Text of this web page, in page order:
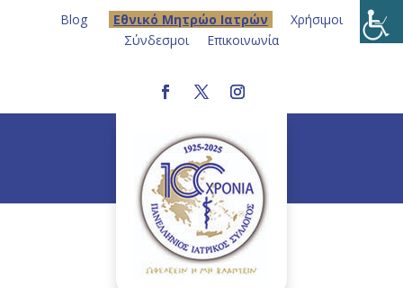
Blog Eθνικό Μητρώο Ιατρών
Χρήσιμοι
Σύνδεσμοι
Επικοινωνία